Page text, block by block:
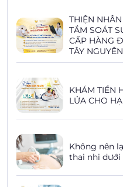
THIỆN
TẦM SOÁT
CẤP HÀNG
TÂY NGUYÊN
KHÁM TIỀN
LỬA CHO
Không nên
thai nhi dưới